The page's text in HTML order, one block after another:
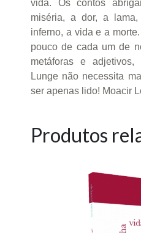
vida. Os contos
miséria, a dor, a
inferno, a vida e a
pouco de cada um de
metáforas e
Lunge não necessita
ser apenas lido! Moacir
Produtos